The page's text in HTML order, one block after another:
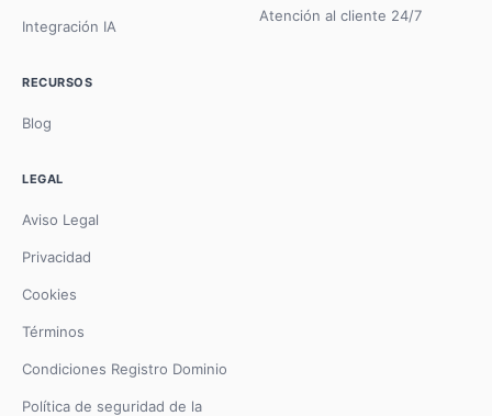
Integración IA
Atención al cliente 24/7
RECURSOS
Blog
LEGAL
Aviso Legal
Privacidad
Cookies
Términos
Condiciones Registro Dominio
Política de seguridad de la